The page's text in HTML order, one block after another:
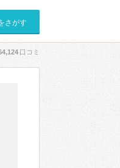
さがす
口コミ